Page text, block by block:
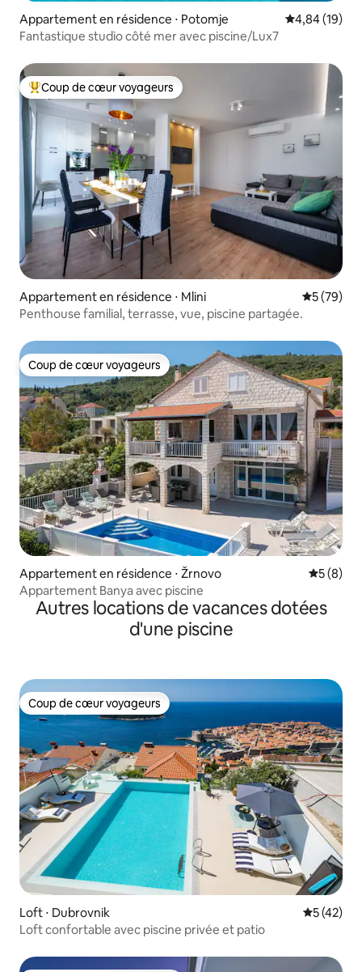
Appartement en résidence ⋅ Potomje Évaluation
4,84 (19)
Fantastique studio côté mer avec piscine/Lux7
Coups de cœur voyageurs les plus appréciés
Coup de cœur voyageurs
Appartement en résidence ⋅ Mlini
5 (79)
Penthouse familial, terrasse, vue, piscine partagée.
Coup de cœur voyageurs
Coup de cœur voyageurs
Appartement en résidence ⋅ Žrnovo
5 (8)
Appartement Banya avec piscine
Autres locations de vacances dotées
d'une piscine
Coup de cœur voyageurs
Coup de cœur voyageurs
Loft ⋅ Dubrovnik
5 (42)
Loft confortable avec piscine privée et patio